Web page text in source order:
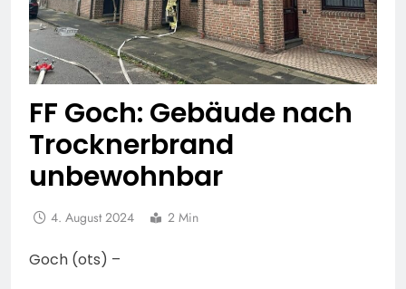
FF Goch: Gebäude nach
Trocknerbrand
unbewohnbar
4. August 2024 2 Min
Goch (ots) –